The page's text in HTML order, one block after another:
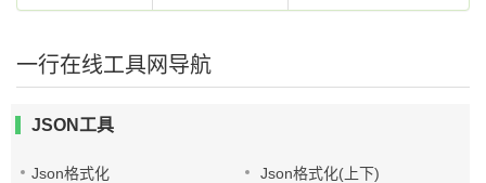
一行在线工具网导航
JSON工具
Json格式化 Json格式化(上下)